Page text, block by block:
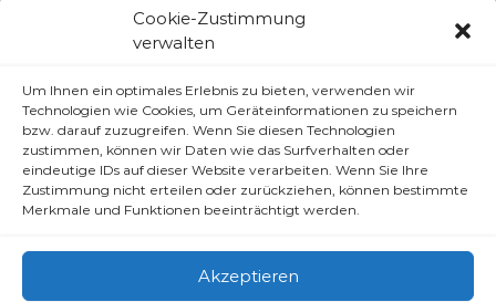
Cookie-Zustimmung
verwalten
Um Ihnen ein optimales Erlebnis zu bieten, verwenden wir
Technologien wie Cookies, um Geräteinformationen zu speichern
bzw. darauf zuzugreifen. Wenn Sie diesen Technologien
zustimmen, können wir Daten wie das Surfverhalten oder
eindeutige IDs auf dieser Website verarbeiten. Wenn Sie Ihre
Zustimmung nicht erteilen oder zurückziehen, können bestimmte
Merkmale und Funktionen beeinträchtigt werden.
Akzeptieren
Kontakt Ramsau
Pfarrer Dr. Slavomír Dlugoš
Oberdörfl 8, 3172 Ramsau
Telefon: +43 2764 8240
E-Mail: pfarre.ramsau@gmx.at